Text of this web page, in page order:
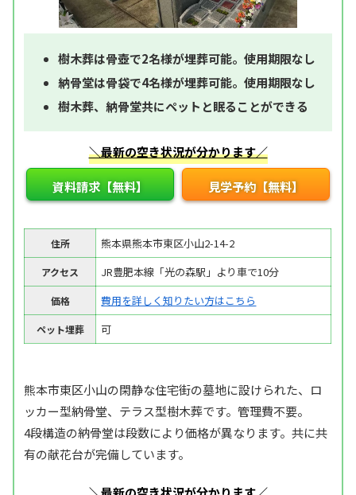
樹木葬は骨壺で2名様が埋葬可能。使用期限なし
納骨堂は骨袋で4名様が埋葬可能。使用期限なし
樹木葬、納骨堂共にペットと眠ることができる
＼最新の空き状況が分かります／
資料請求【無料】 見学予約【無料】
住所 熊本県熊本市東区小山2-14-2
アクセス JR豊肥本線「光の森駅」より車で10分
価格 費用を詳しく知りたい方はこちら
ペット埋葬 可
熊本市東区小山の閑静な住宅街の墓地に設けられた、ロ
ッカー型納骨堂、テラス型樹木葬です。管理費不要。
4段構造の納骨堂は段数により価格が異なります。共に共
有の献花台が完備しています。